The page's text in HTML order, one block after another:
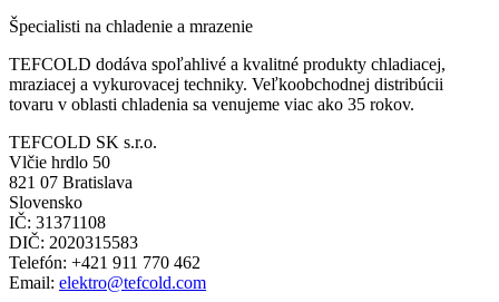
Špecialisti na chladenie a mrazenie
TEFCOLD dodáva spoľahlivé a kvalitné produkty chladiacej,
mraziacej a vykurovacej techniky. Veľkoobchodnej distribúcii
tovaru v oblasti chladenia sa venujeme viac ako 35 rokov.
TEFCOLD SK s.r.o.
Vlčie hrdlo 50
821 07 Bratislava
Slovensko
IČ: 31371108
DIČ: 2020315583
Telefón: +421 911 770 462
Email: elektro@tefcold.com